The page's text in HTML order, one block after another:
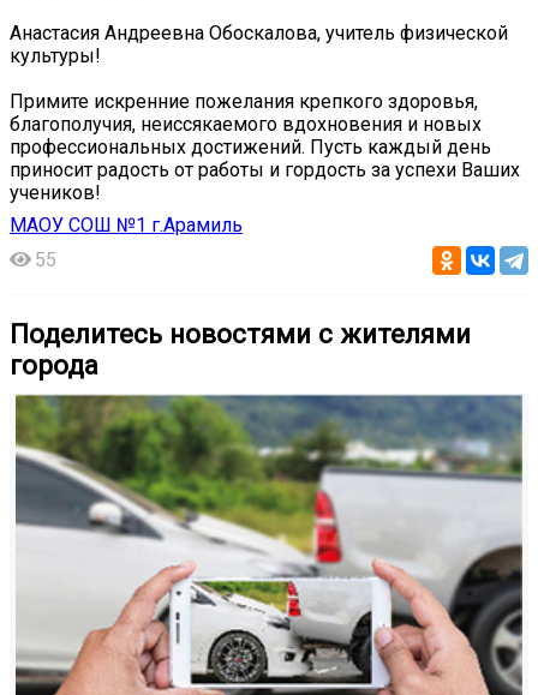
Анастасия Андреевна Обоскалова, учитель физической
культуры!
Примите искренние пожелания крепкого здоровья,
благополучия, неиссякаемого вдохновения и новых
профессиональных достижений. Пусть каждый день
приносит радость от работы и гордость за успехи Ваших
учеников!
МАОУ СОШ №1 г.Арамиль
55
Поделитесь новостями с жителями
города